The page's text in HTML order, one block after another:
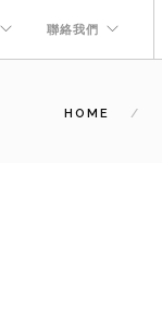
聯絡我們
HOME